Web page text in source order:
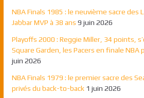
NBA Finals 1985 : le neuvième sacre des
Jabbar MVP à 38 ans 9 juin 2026
Playoffs 2000 : Reggie Miller, 34 points,
Square Garden, les Pacers en finale NBA
juin 2026
NBA Finals 1979 : le premier sacre des
privés du back-to-back 1 juin 2026